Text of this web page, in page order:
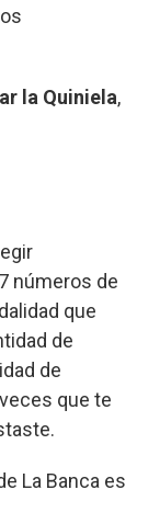
la Quiniela,
números de
que
de
de
que te
La Banca es